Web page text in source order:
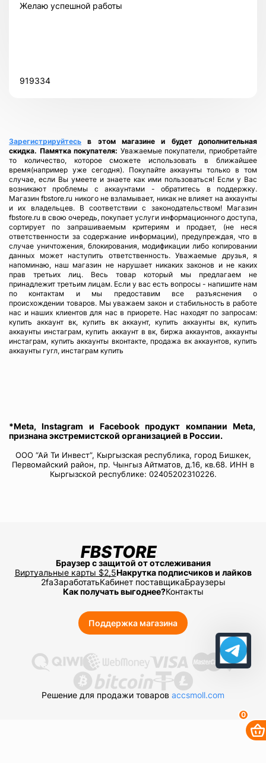
Желаю успешной работы
919334
Зарегистрируйтесь
в этом магазине и будет дополнительная
скидка. Памятка покупателя: Уважаемые покупатели, приобретайте
то количество, которое сможете использовать в ближайшее
время(например уже сегодня). Покупайте аккаунты только в том
случае, если Вы умеете и знаете как ими пользоваться! Если у Вас
возникают проблемы с аккаунтами - обратитесь в поддержку.
Магазин fbstore.ru никого не взламывает, никак не влияет на аккаунты
и их владельцев. В соответствии с законодательством! Магазин
fbstore.ru в свою очередь, покупает услуги информационного доступа,
сортирует по запрашиваемым критериям и продает, (не неся
ответственности за содержание информации), предупреждая, что в
случае уничтожения, блокирования, модификации либо копировании
данных может наступить ответственность. Уважаемые друзья, я
напоминаю, наш магазин не нарушает никаких законов и не каких
прав третьих лиц. Весь товар который мы предлагаем не
принадлежит третьим лицам. Если у вас есть вопросы - напишите нам
по контактам и мы предоставим все разъяснения о
происхождении товаров. Мы уважаем закон и стабильность в работе
нас и наших клиентов для нас в приорете. Нас находят по запросам:
купить аккаунт вк, купить вк аккаунт, купить аккаунты вк, купить
аккаунты инстаграм, купить аккаунт в вк, биржа аккаунтов, аккаунты
инстаграм, купить аккаунты вконтакте, продажа вк аккаунтов, купить
аккаунты гугл, инстаграм купить
*Meta, Instagram и Facebook продукт компании Meta,
признана экстремистской организацией в России.
ООО “Ай Ти Инвест”, Кыргызская республика, город Бишкек,
Первомайский район, пр. Чынгыз Айтматов, д.16, кв.68. ИНН в
Кыргызской республике: 02405202310226.
Браузер с защитой от отслеживания
Виртуальные карты $2,5Накрутка подписчиков и лайков
2faЗаработатьКабинет поставщикаБраузеры
Как получать выгоднее?Контакты
Поддержка магазина
Решение для продажи товаров accsmoll.com
0